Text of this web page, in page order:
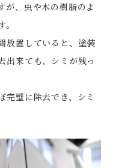
が、虫や木の樹脂のよ
放置していると、塗装
出来ても、シミが残っ
完璧に除去でき、シミ